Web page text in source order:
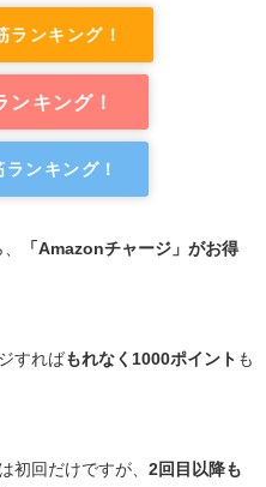
ンキング！
ンキング！
ンキング！
「Amazonチャージ」がお得
すればもれなく1000ポイント も
初回だけですが、 2回目以降も